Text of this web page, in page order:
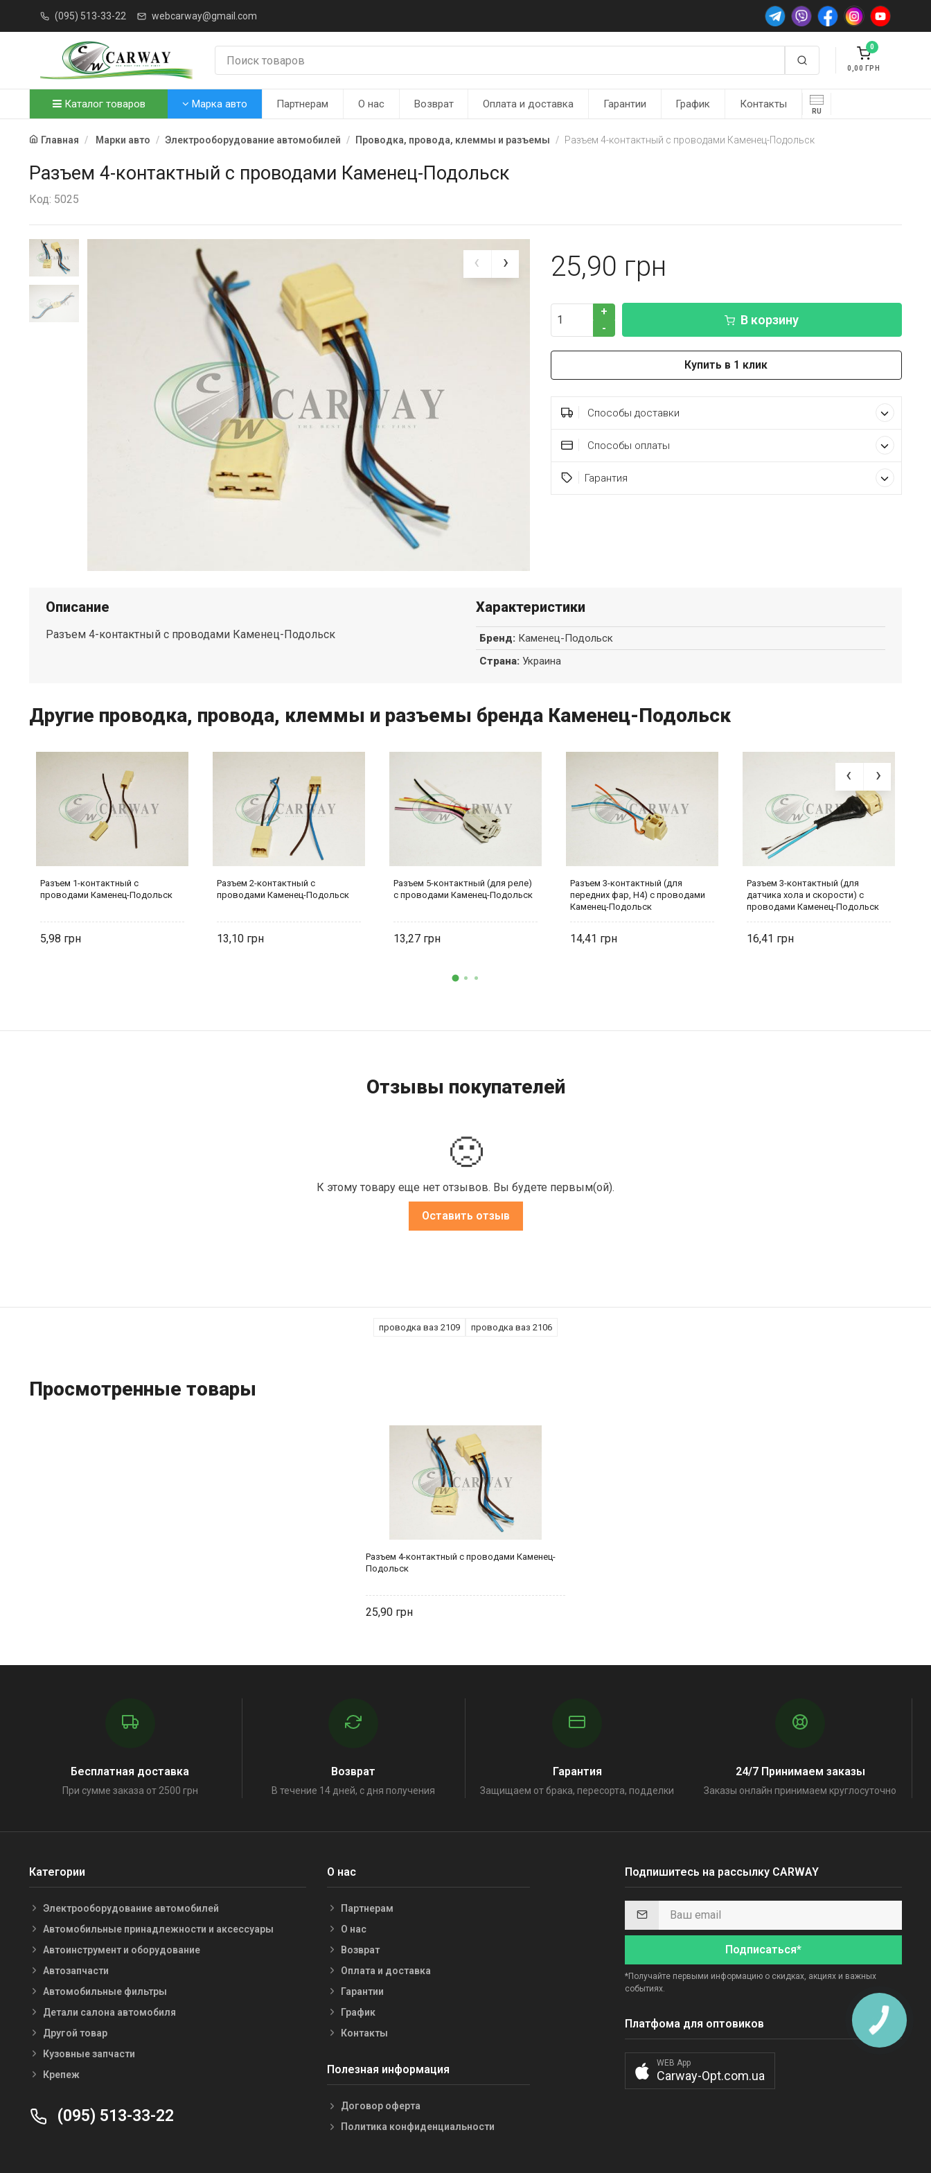
(095) 513-33-22 webcarway@gmail.com
0
0,00
Каталог товаров Марка авто Партнерам О нас Возврат Оплата и доставка Гарантии График Контакты
RU
Главная Марки авто Электрооборудование автомобилей Проводка, провода, клеммы и разъемы Разъем 4-контактный с проводами Каменец-Подольск
Разъем 4-контактный с проводами Каменец-Подольск
Код: 5025
25,90
+
-
В корзину
Купить в 1 клик
Способы доставки
Способы оплаты
Гарантия
Описание
Разъем 4-контактный с проводами Каменец-Подольск
Характеристики
Бренд: Каменец-Подольск
Страна: Украина
Другие проводка, провода, клеммы и разъемы бренда Каменец-Подольск
Разъем 1-контактный с
проводами Каменец-Подольск
5,98
Разъем 2-контактный с
проводами Каменец-Подольск
13,10
Разъем 5-контактный (для реле)
с проводами Каменец-Подольск
13,27
Разъем 3-контактный (для
передних фар, Н4) с проводами
Каменец-Подольск
14,41
Разъем 3-контактный (для
датчика хола и скорости) с
проводами Каменец-Подольск
16,41
Отзывы покупателей
🙁
К этому товару еще нет отзывов. Вы будете первым(ой).
Оставить отзыв
проводка ваз 2109 проводка ваз 2106
Просмотренные товары
Разъем 4-контактный с проводами Каменец-
Подольск
25,90
Бесплатная доставка
При сумме заказа от 2500 грн
Возврат
В течение 14 дней, с дня получения
Гарантия
Защищаем от брака, пересорта, подделки
24/7 Принимаем заказы
Заказы онлайн принимаем круглосуточно
Категории
Электрооборудование автомобилей
Автомобильные принадлежности и аксессуары
Автоинструмент и оборудование
Автозапчасти
Автомобильные фильтры
Детали салона автомобиля
Другой товар
Кузовные запчасти
Крепеж
(095) 513-33-22
О нас
Партнерам
О нас
Возврат
Оплата и доставка
Гарантии
График
Контакты
Полезная информация
Договор оферта
Политика конфиденциальности
Подпишитесь на рассылку CARWAY
Подписаться*
*Получайте первыми информацию о скидках, акциях и важных
событиях.
Платфома для оптовиков
WEB App
Carway-Opt.com.ua